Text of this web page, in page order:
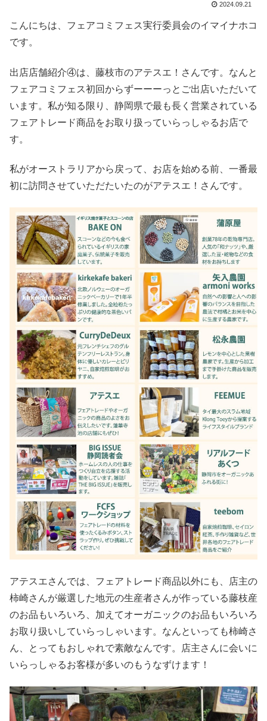
2024.09.21
こんにちは、フェアコミフェス実行委員会のイマイナホコ
です。
出店店舗紹介④は、藤枝市のアテスエ！さんです。なんと
フェアコミフェス初回からずーーーっとご出店いただいて
います。私が知る限り、静岡県で最も長く営業されている
フェアトレード商品をお取り扱っていらっしゃるお店で
す。
私がオーストラリアから戻って、お店を始める前、一番最
初に訪問させていただたいたのがアテスエ！さんです。
アテスエさんでは、フェアトレード商品以外にも、店主の
柿崎さんが厳選した地元の生産者さんが作っている藤枝産
のお品もいろいろ、加えてオーガニックのお品もいろいろ
お取り扱いしていらっしゃいます。なんといっても柿崎さ
ん、とってもおしゃれで素敵なんです。店主さんに会いに
いらっしゃるお客様が多いのもうなずけます！